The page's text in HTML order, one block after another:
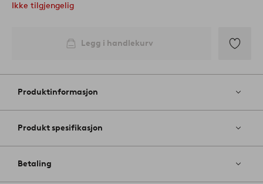
Ikke tilgjengelig
Legg i handlekurv
til
Produktinformasjon
Produkt spesifikasjon
Betaling